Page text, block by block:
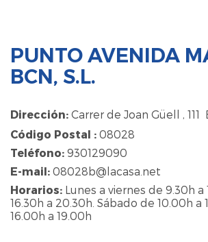
PUNTO AVENIDA
BCN, S.L.
Dirección: Carrer de Joan Güell ,
Código Postal : 08028
Teléfono: 930129090
E-mail: 08028b@lacasa.net
Horarios: Lunes a viernes de 9.30h a
16.30h a 20.30h. Sábado de 10.00h a
16.00h a 19.00h